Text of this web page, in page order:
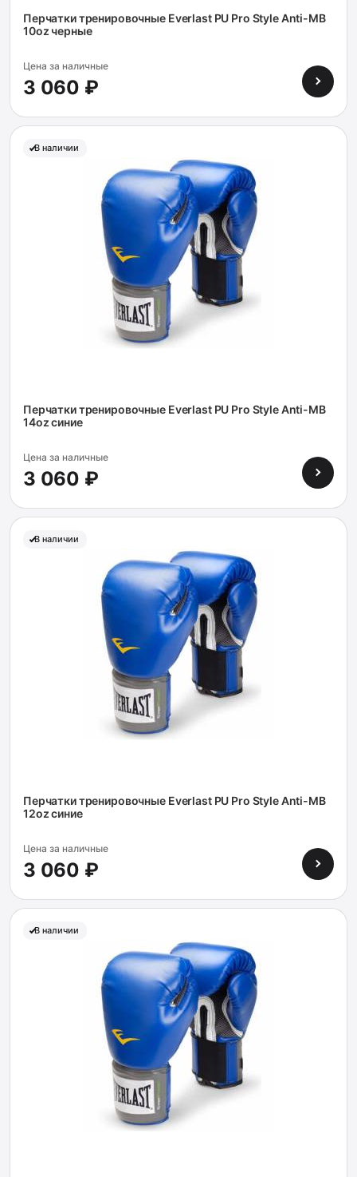
Перчатки тренировочные Everlast PU Pro Style Anti-MB
10oz черные
Цена за наличные
3 060 ₽
В наличии
Перчатки тренировочные Everlast PU Pro Style Anti-MB
14oz синие
Цена за наличные
3 060 ₽
В наличии
Перчатки тренировочные Everlast PU Pro Style Anti-MB
12oz синие
Цена за наличные
3 060 ₽
В наличии